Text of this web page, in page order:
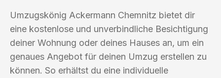
Umzugskönig Ackermann Chemnitz bietet dir
eine kostenlose und unverbindliche Besichtigung
deiner Wohnung oder deines Hauses an, um ein
genaues Angebot für deinen Umzug erstellen zu
können. So erhältst du eine individuelle